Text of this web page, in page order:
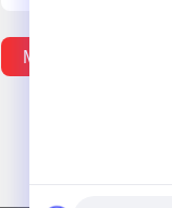
Mengirim Email